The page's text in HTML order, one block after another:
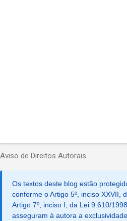
Aviso de Direitos Autorais
Os textos deste blog estão
conforme o Artigo 5º, inciso XXVII,
Artigo 7º, inciso I, da Lei 9.610/
asseguram à autora a